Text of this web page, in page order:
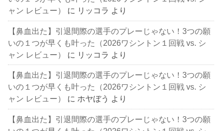
ャン レビュー）
に リッコラ より
【鼻血出た】引退間際の選手のプレーじゃない！3つの願
いの１つが早くも叶った（2026ワシントン１回戦 vs. シ
ャン レビュー）
に リッコラ より
【鼻血出た】引退間際の選手のプレーじゃない！3つの願
いの１つが早くも叶った（2026ワシントン１回戦 vs. シ
ャン レビュー）
に ホヤぼう より
【鼻血出た】引退間際の選手のプレーじゃない！3つの願